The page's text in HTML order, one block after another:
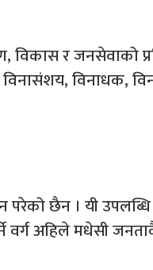
विकास र जनसेवाको
विनाधक,
परेको छैन । यी उपलब्धि
वर्ग अहिले मधेसी